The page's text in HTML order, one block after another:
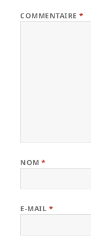
COMMENTAIRE*
NOM*
E-MAIL *